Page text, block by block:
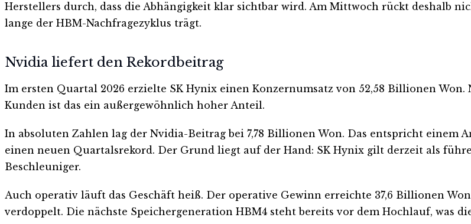
Herstellers durch, dass die Abhängigkeit klar sichtbar wird. Am Mittwoch rückt deshalb
lange der HBM-Nachfragezyklus trägt.
Nvidia liefert den Rekordbeitrag
Im ersten Quartal 2026 erzielte SK Hynix einen Konzernumsatz von 52,58 Billionen
Kunden ist das ein außergewöhnlich hoher Anteil.
In absoluten Zahlen lag der Nvidia-Beitrag bei 7,78 Billionen Won. Das entspricht einem
einen neuen Quartalsrekord. Der Grund liegt auf der Hand: SK Hynix gilt derzeit als
Beschleuniger.
Auch operativ läuft das Geschäft heiß. Der operative Gewinn erreichte 37,6 Billionen
verdoppelt. Die nächste Speichergeneration HBM4 steht bereits vor dem Hochlauf, was